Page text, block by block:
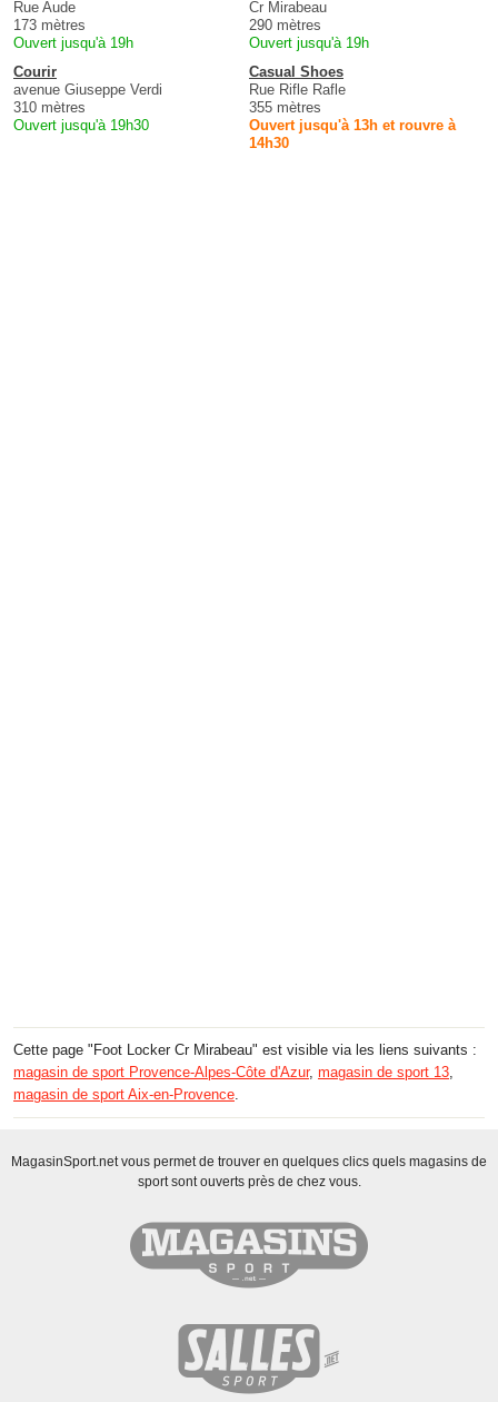
Rue Aude
173 mètres
Ouvert jusqu'à 19h
Cr Mirabeau
290 mètres
Ouvert jusqu'à 19h
Courir
avenue Giuseppe Verdi
310 mètres
Ouvert jusqu'à 19h30
Casual Shoes
Rue Rifle Rafle
355 mètres
Ouvert jusqu'à 13h et rouvre à
14h30
Cette page "Foot Locker Cr Mirabeau" est visible via les liens suivants :
magasin de sport Provence-Alpes-Côte d'Azur, magasin de sport 13,
magasin de sport Aix-en-Provence.
MagasinSport.net vous permet de trouver en quelques clics quels magasins de
sport sont ouverts près de chez vous.